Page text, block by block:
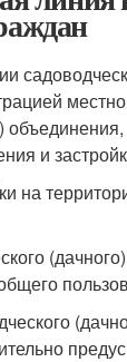
и
на